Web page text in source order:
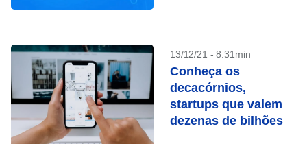
13/12/21 - 8:31min
Conheça os
decacórnios,
startups que valem
dezenas de bilhões